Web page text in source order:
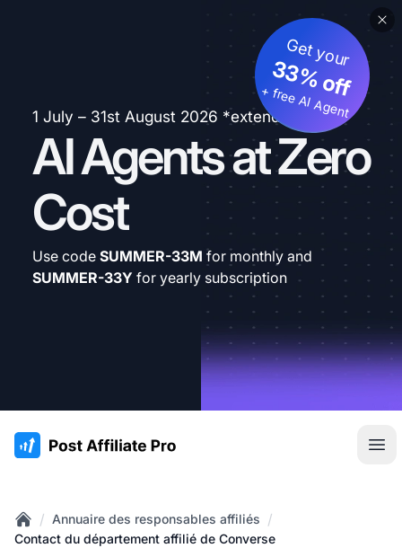
1 July – 31st August 2026 *extended
AI Agents at Zero
Cost
Get your
33% off
+ free AI Agent
Use code SUMMER-33M for monthly and
SUMMER-33Y for yearly subscription
:site.title
Home
/ Annuaire des responsables affiliés /
Contact du département affilié de Converse